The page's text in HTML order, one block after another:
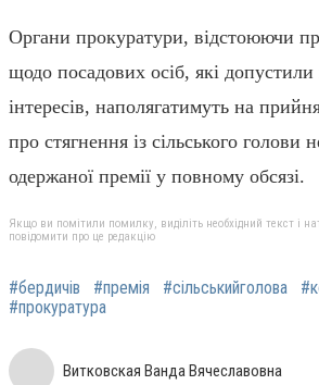
Органи прокуратури, відстоюючи
щодо посадових осіб, які допустили
інтересів, наполягатимуть на
про стягнення із сільського голови
одержаної премії у повному обсязі.
Якщо ви помітили помилку, виділіть необхідний текст і
повідомити про це редакцію
#бердичів #премія #сільськийголова
#прокуратура
Витковская Ванда Вячеславовна